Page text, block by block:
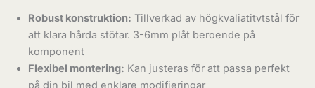
Robust konstruktion: Tillverkad av högkvaliatitvtstål för
att klara hårda stötar. 3-6mm plåt beroende på
komponent
Flexibel montering: Kan justeras för att passa perfekt
på din bil med enklare modifieringar